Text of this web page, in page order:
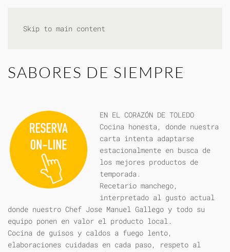
Skip to main content
SABORES DE SIEMPRE
EN EL CORAZÓN DE TOLEDO
Cocina honesta, donde nuestra
carta intenta adaptarse
estacionalmente en busca de
los mejores productos de
temporada.
Recetario manchego,
interpretado al gusto actual
donde nuestro Chef Jose Manuel Gallego y todo su
equipo ponen en valor el producto local.
Cocina de guisos y caldos a fuego lento,
elaboraciones cuidadas en cada paso, respeto al